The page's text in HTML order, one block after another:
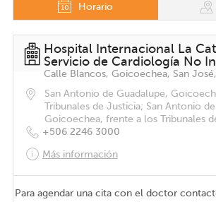
Horario
Hospital Internacional La
Servicio de Cardiología No
Calle Blancos, Goicoechea, San
San Antonio de Guadalupe,
Tribunales de Justicia; San Antonio
Goicoechea, frente a los Tribunales
+506 2246 3000
Más información
Para agendar una cita con el doctor